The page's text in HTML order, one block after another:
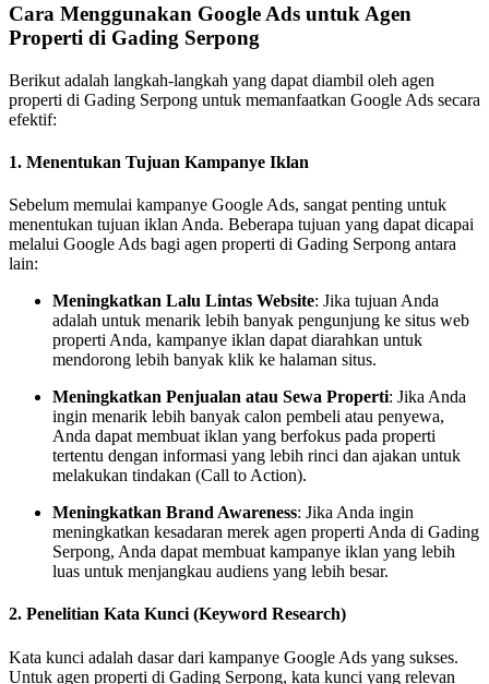
Cara Menggunakan Google Ads untuk Agen
Properti di Gading Serpong
Berikut adalah langkah-langkah yang dapat diambil oleh agen
properti di Gading Serpong untuk memanfaatkan Google Ads secara
efektif:
1. Menentukan Tujuan Kampanye Iklan
Sebelum memulai kampanye Google Ads, sangat penting untuk
menentukan tujuan iklan Anda. Beberapa tujuan yang dapat dicapai
melalui Google Ads bagi agen properti di Gading Serpong antara
lain:
Meningkatkan Lalu Lintas Website: Jika tujuan Anda
adalah untuk menarik lebih banyak pengunjung ke situs web
properti Anda, kampanye iklan dapat diarahkan untuk
mendorong lebih banyak klik ke halaman situs.
Meningkatkan Penjualan atau Sewa Properti: Jika Anda
ingin menarik lebih banyak calon pembeli atau penyewa,
Anda dapat membuat iklan yang berfokus pada properti
tertentu dengan informasi yang lebih rinci dan ajakan untuk
melakukan tindakan (Call to Action).
Meningkatkan Brand Awareness: Jika Anda ingin
meningkatkan kesadaran merek agen properti Anda di Gading
Serpong, Anda dapat membuat kampanye iklan yang lebih
luas untuk menjangkau audiens yang lebih besar.
2. Penelitian Kata Kunci (Keyword Research)
Kata kunci adalah dasar dari kampanye Google Ads yang sukses.
Untuk agen properti di Gading Serpong, kata kunci yang relevan